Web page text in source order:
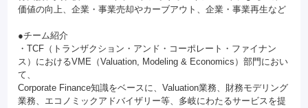
価値の向上、企業・事業売却やカーブアウト、企業・事業再生など
●チーム紹介
・TCF（トランザクション・アンド・コーポレート・ファイナン
ス）におけるVME（Valuation, Modeling & Economics）部門におい
て、
Corporate Finance知識をベースに、Valuation業務、財務モデリング
業務、エコノミックアドバイザリー等、多岐にわたるサービスを提